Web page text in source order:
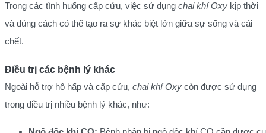
Trong các tình huống cấp cứu, việc sử dụng chai khí Oxy kịp thời
và đúng cách có thể tạo ra sự khác biệt lớn giữa sự sống và cái
chết.
Điều trị các bệnh lý khác
Ngoài hỗ trợ hô hấp và cấp cứu, chai khí Oxy còn được sử dụng
trong điều trị nhiều bệnh lý khác, như: